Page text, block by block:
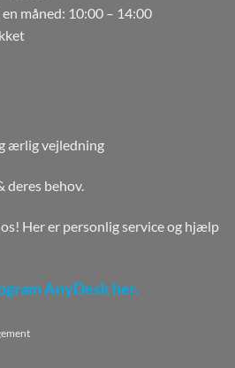
måned: 10:00 – 14:00
ærlig vejledning
deres behov.
Her er personlig service og hjælp
AnyDesk her.